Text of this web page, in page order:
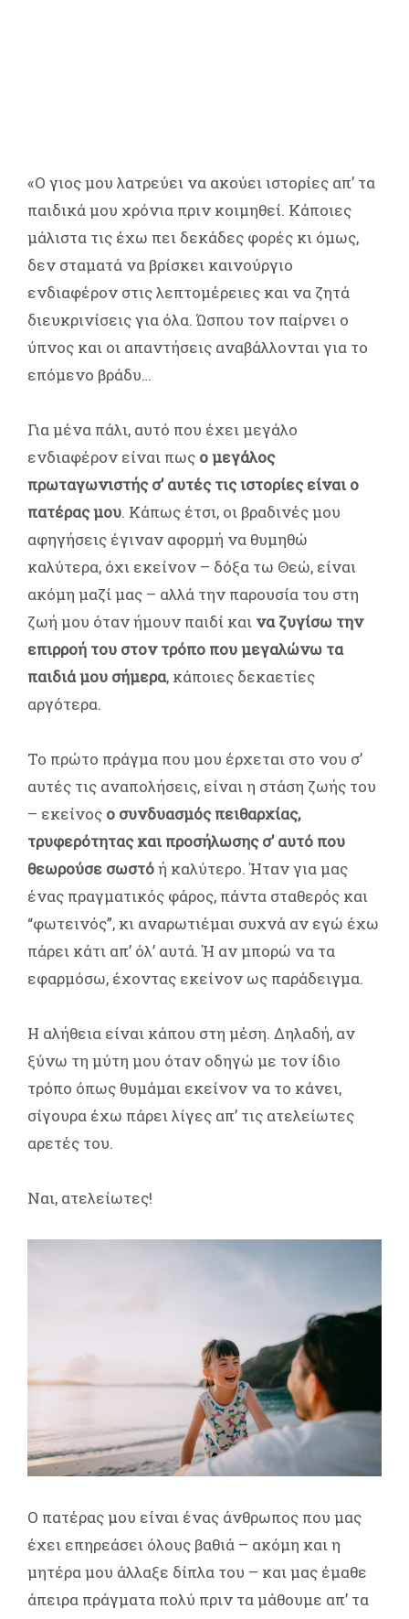
«Ο γιος μου λατρεύει να ακούει ιστορίες απ’ τα
παιδικά μου χρόνια πριν κοιμηθεί. Κάποιες
μάλιστα τις έχω πει δεκάδες φορές κι όμως,
δεν σταματά να βρίσκει καινούργιο
ενδιαφέρον στις λεπτομέρειες και να ζητά
διευκρινίσεις για όλα. Ώσπου τον παίρνει ο
ύπνος και οι απαντήσεις αναβάλλονται για το
επόμενο βράδυ…
Για μένα πάλι, αυτό που έχει μεγάλο
ενδιαφέρον είναι πως ο μεγάλος
πρωταγωνιστής σ’ αυτές τις ιστορίες είναι ο
πατέρας μου. Κάπως έτσι, οι βραδινές μου
αφηγήσεις έγιναν αφορμή να θυμηθώ
καλύτερα, όχι εκείνον – δόξα τω Θεώ, είναι
ακόμη μαζί μας – αλλά την παρουσία του στη
ζωή μου όταν ήμουν παιδί και να ζυγίσω την
επιρροή του στον τρόπο που μεγαλώνω τα
παιδιά μου σήμερα, κάποιες δεκαετίες
αργότερα.
Το πρώτο πράγμα που μου έρχεται στο νου σ’
αυτές τις αναπολήσεις, είναι η στάση ζωής του
– εκείνος ο συνδυασμός πειθαρχίας,
τρυφερότητας και προσήλωσης σ’ αυτό που
θεωρούσε σωστόή καλύτερο. Ήταν για μας
ένας πραγματικός φάρος, πάντα σταθερός και
“φωτεινός”, κι αναρωτιέμαι συχνά αν εγώ έχω
πάρει κάτι απ’ όλ’ αυτά. Ή αν μπορώ να τα
εφαρμόσω, έχοντας εκείνον ως παράδειγμα.
Η αλήθεια είναι κάπου στη μέση. Δηλαδή, αν
ξύνω τη μύτη μου όταν οδηγώ με τον ίδιο
τρόπο όπως θυμάμαι εκείνον να το κάνει,
σίγουρα έχω πάρει λίγες απ’ τις ατελείωτες
αρετές του.
Ναι, ατελείωτες!
Ο πατέρας μου είναι ένας άνθρωπος που μας
έχει επηρεάσει όλους βαθιά – ακόμη και η
μητέρα μου άλλαξε δίπλα του – και μας έμαθε
άπειρα πράγματα πολύ πριν τα μάθουμε απ’ τα